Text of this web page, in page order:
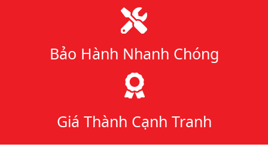
Bảo Hành Nhanh Chóng
Giá Thành Cạnh Tranh